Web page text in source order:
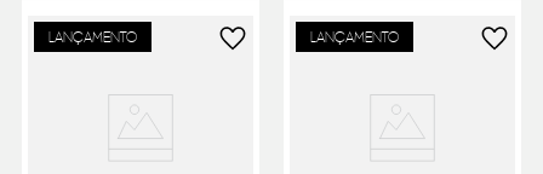
LANÇAMENTO LANÇAMENTO